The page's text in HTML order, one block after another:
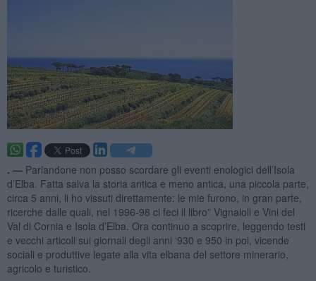
. — Parlandone non posso scordare gli eventi enologici dell’Isola
d’Elba. Fatta salva la storia antica e meno antica, una piccola parte,
circa 5 anni, li ho vissuti direttamente: le mie furono, in gran parte,
ricerche dalle quali, nel 1996-98 ci feci il libro” Vignaioli e Vini del
Val di Cornia e Isola d’Elba. Ora continuo a scoprire, leggendo testi
e vecchi articoli sui giornali degli anni ‘930 e 950 in poi, vicende
sociali e produttive legate alla vita elbana del settore minerario,
agricolo e turistico.